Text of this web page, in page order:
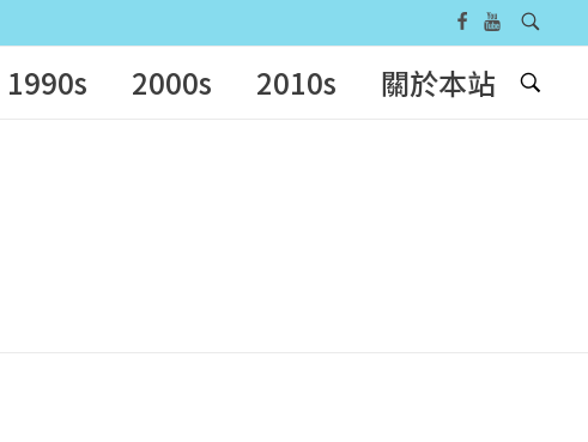
1990s 2000s 2010s 關於本站